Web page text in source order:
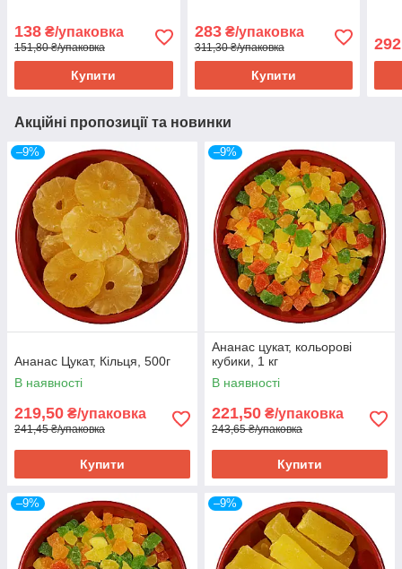
138 ₴/упаковка
151,80 ₴/упаковка
Купити
283₴/упаковка
311,30 ₴/упаковка
Купити
292
Акційні пропозиції та новинки
–9%
Ананас Цукат, Кільця, 500г
В наявності
219,50 ₴/упаковка
241,45 ₴/упаковка
Купити
–9%
Ананас цукат, кольорові
кубики, 1 кг
В наявності
221,50 ₴/упаковка
243,65 ₴/упаковка
Купити
–9% –9%